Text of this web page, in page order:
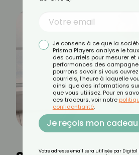
Je consens à ce que la
Prisma Players analyse le
des courriels pour mesurer et
performances des
pourrons savoir si vous
courriels, l'heure à laquelle
ainsi que des informations
que vous utilisez. Pour en
ces traceurs, voir notre
confidentialité.
Je reçois mon cadeau
Votre adresse email sera utilisée par Digital